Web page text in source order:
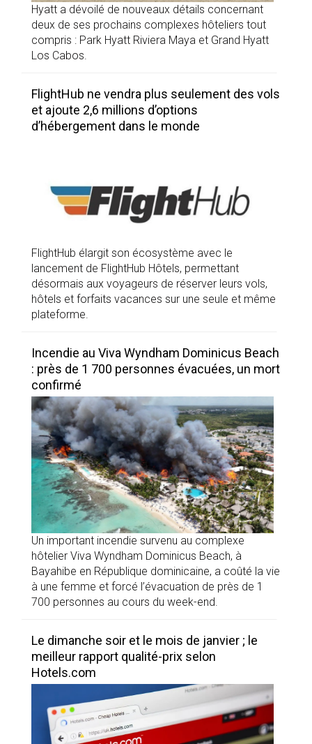
Hyatt a dévoilé de nouveaux détails concernant
deux de ses prochains complexes hôteliers tout
compris : Park Hyatt Riviera Maya et Grand Hyatt
Los Cabos.
FlightHub ne vendra plus seulement des vols
et ajoute 2,6 millions d’options
d’hébergement dans le monde
FlightHub élargit son écosystème avec le
lancement de FlightHub Hôtels, permettant
désormais aux voyageurs de réserver leurs vols,
hôtels et forfaits vacances sur une seule et même
plateforme.
Incendie au Viva Wyndham Dominicus Beach
: près de 1 700 personnes évacuées, un mort
confirmé
Un important incendie survenu au complexe
hôtelier Viva Wyndham Dominicus Beach, à
Bayahibe en République dominicaine, a coûté la vie
à une femme et forcé l’évacuation de près de 1
700 personnes au cours du week-end.
Le dimanche soir et le mois de janvier ; le
meilleur rapport qualité-prix selon
Hotels.com